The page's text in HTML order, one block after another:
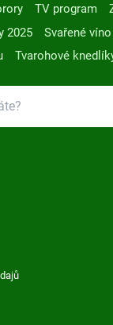
TV program
2025 Svařené víno
Tvarohové